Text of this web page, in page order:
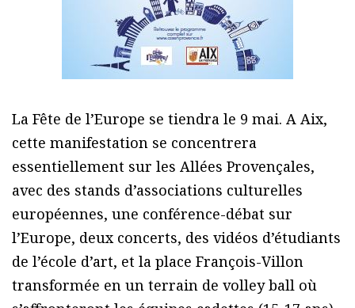
La Fête de l’Europe se tiendra le 9 mai. A Aix,
cette manifestation se concentrera
essentiellement sur les Allées Provençales,
avec des stands d’associations culturelles
européennes, une conférence-débat sur
l’Europe, deux concerts, des vidéos d’étudiants
de l’école d’art, et la place François-Villon
transformée en un terrain de volley ball où